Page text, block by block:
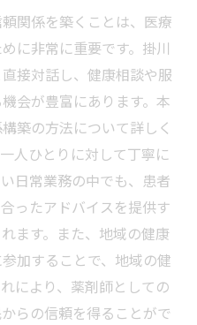
関係を築くことは、医療
に非常に重要です。掛川
接対話し、健康相談や服
会が豊富にあります。本
築の方法について詳しく
人ひとりに対して丁寧に
日常業務の中でも、患者
ったアドバイスを提供す
ます。また、地域の健康
加することで、地域の健
により、薬剤師としての
らの信頼を得ることがで